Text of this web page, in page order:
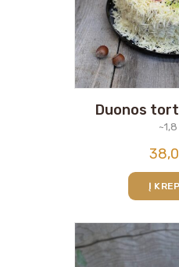
Duonos
Į